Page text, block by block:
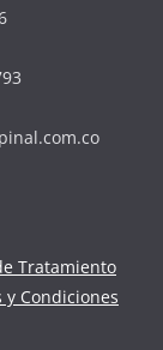
Tratamiento
y Condiciones